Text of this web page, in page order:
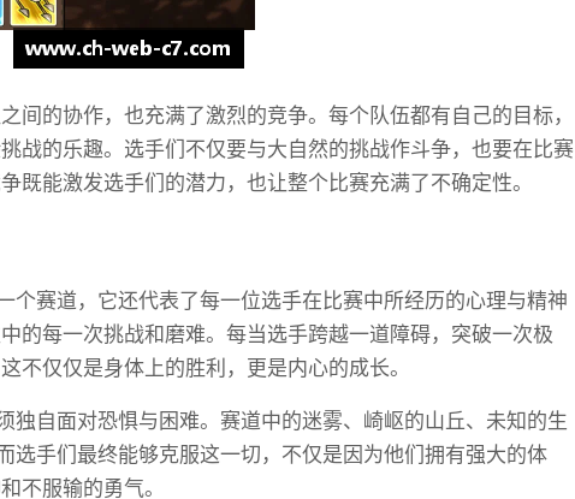
间的协作，也充满了激烈的竞争。每个队伍都有自己的目标，
战的乐趣。选手们不仅要与大自然的挑战作斗争，也要在比赛
既能激发选手们的潜力，也让整个比赛充满了不确定性。
个赛道，它还代表了每一位选手在比赛中所经历的心理与精神
的每一次挑战和磨难。每当选手跨越一道障碍，突破一次极
不仅仅是身体上的胜利，更是内心的成长。
独自面对恐惧与困难。赛道中的迷雾、崎岖的山丘、未知的生
选手们最终能够克服这一切，不仅是因为他们拥有强大的体
不服输的勇气。